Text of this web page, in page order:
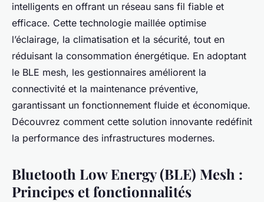
intelligents en offrant un réseau sans fil fiable et
efficace. Cette technologie maillée optimise
l’éclairage, la climatisation et la sécurité, tout en
réduisant la consommation énergétique. En adoptant
le BLE mesh, les gestionnaires améliorent la
connectivité et la maintenance préventive,
garantissant un fonctionnement fluide et économique.
Découvrez comment cette solution innovante redéfinit
la performance des infrastructures modernes.
Bluetooth Low Energy (BLE) Mesh :
Principes et fonctionnalités